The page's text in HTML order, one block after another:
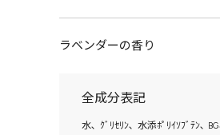
ラベンダーの香り
全成分表記
水､ ｸﾞﾘｾﾘﾝ､ 水添ﾎﾟﾘｲｿﾌﾞﾃﾝ､